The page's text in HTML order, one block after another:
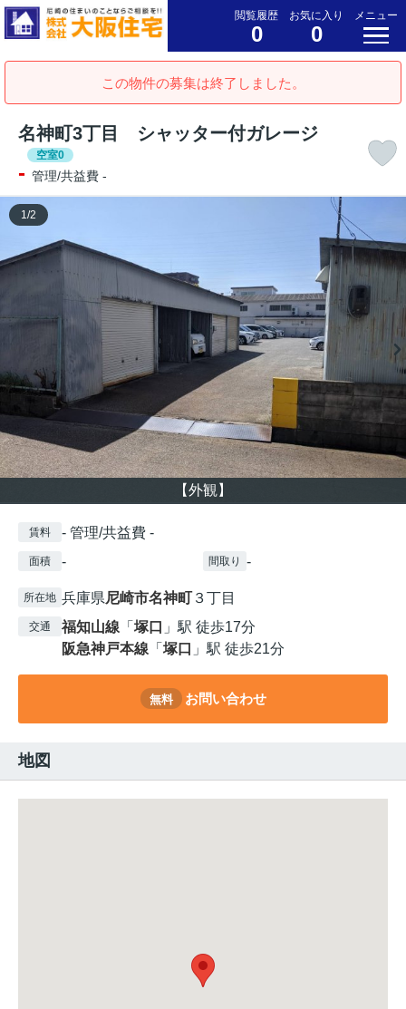
閲覧履歴
0
お気に入り
0
メニュー
この物件の募集は終了しました。
名神町3丁目 シャッター付ガレージ
空室0
- 管理/共益費 -
【外観】
1/2
賃料 - 管理/共益費 -
面積 - 間取り -
所在地 兵庫県尼崎市名神町 ３丁目
交通 福知山線 「 塚口 」駅 徒歩17分
阪急神戸本線 「 塚口 」駅 徒歩21分
無料 お問い合わせ
地図